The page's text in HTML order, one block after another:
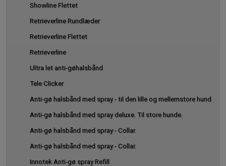
Showline Flettet
Retrieverline Rundlæder
Retrieverline Flettet
Retrieverline
Ultra let anti-gøhalsbånd
Tele Clicker
Anti-gø halsbånd med spray - til den lille og mellemstore hund
Anti-gø halsbånd med spray deluxe. Til store hunde.
Anti-gø halsbånd med spray - Collar.
Anti-gø halsbånd med spray - Collar.
Innotek Anti-gø spray Refill